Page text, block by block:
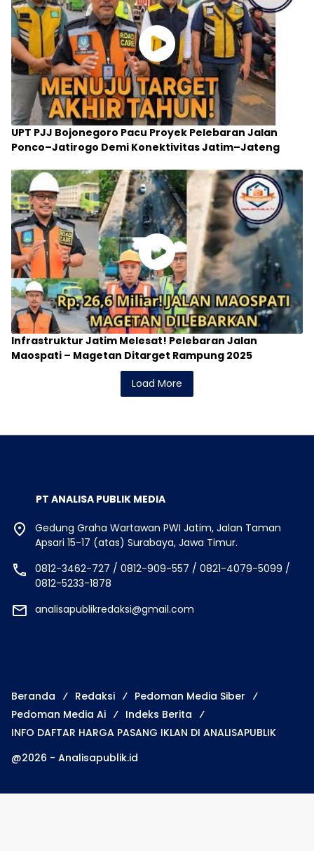
UPT PJJ Bojonegoro Pacu Proyek Pelebaran Jalan
Ponco–Jatirogo Demi Konektivitas Jatim–Jateng
Infrastruktur Jatim Melesat! Pelebaran Jalan
Maospati – Magetan Ditarget Rampung 2025
Load More
PT ANALISA PUBLIK MEDIA
Gedung Graha Wartawan PWI Jatim, Jalan Taman
Apsari 15-17 (atas) Surabaya, Jawa Timur.
0812-3462-727 / 0812-909-557 / 0821-4079-5099 /
0812-5233-1878
analisapublikredaksi@gmail.com
Beranda Redaksi
Pedoman Media Siber
Pedoman Media Ai
Indeks Berita
INFO DAFTAR HARGA PASANG IKLAN DI ANALISAPUBLIK
@2026 - Analisapublik.id